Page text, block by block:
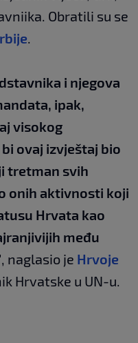
Obratili su se
.
i njegova
ipak,
visokog
ovaj izvještaj bio
tretman svih
onih aktivnosti koji
Hrvata kao
među
, naglasio je Hrvoje
Hrvatske u UN-u.